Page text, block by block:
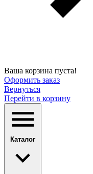
Ваша корзина пуста!
Оформить заказ
Вернуться
Перейти в корзину
Каталог